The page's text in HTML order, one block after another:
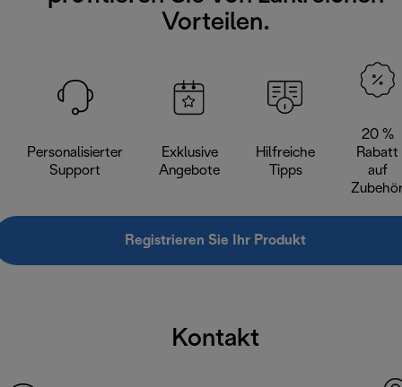
Vorteilen.
Personalisierter
Support
Exklusive
Angebote
Hilfreiche
Tipps
20 %
Rabatt
auf
Registrieren Sie Ihr Produkt
Kontakt